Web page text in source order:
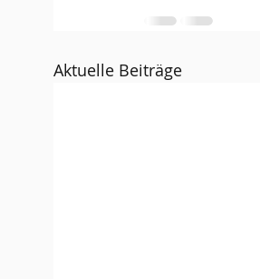
Aktuelle Beiträge